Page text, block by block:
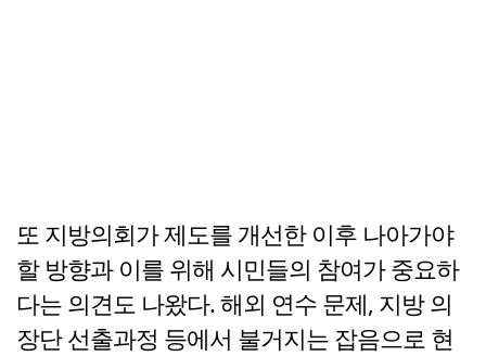
또 지방의회가 제도를 개선한 이후 나아가야
할 방향과 이를 위해 시민들의 참여가 중요하
다는 의견도 나왔다. 해외 연수 문제, 지방 의
장단 선출과정 등에서 불거지는 잡음으로 현